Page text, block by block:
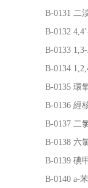
B-0131 二
B-0132
B-0133
B-0134
B-0135 環
B-0136 經
B-0137 二
B-0138 六
B-0139 碘
B-0140 a-